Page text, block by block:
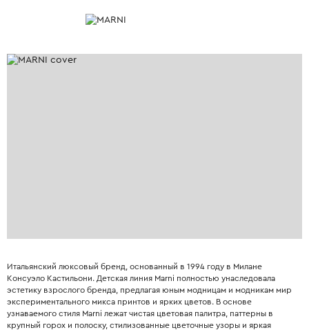
Итальянский люксовый бренд, основанный в 1994 году в Милане
Консуэло Кастильони. Детская линия Marni полностью унаследовала
эстетику взрослого бренда, предлагая юным модницам и модникам мир
экспериментального микса принтов и ярких цветов. В основе
узнаваемого стиля Marni лежат чистая цветовая палитра, паттерны в
крупный горох и полоску, стилизованные цветочные узоры и яркая